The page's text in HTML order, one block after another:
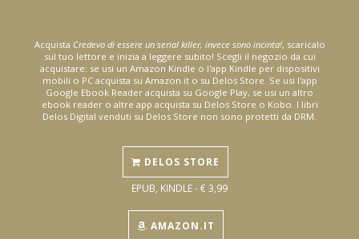
Acquista Credevo di essere un serial killer, invece sono incinta!, scaricalo
sul tuo lettore e inizia a leggere subito! Scegli il negozio da cui
acquistare: se usi un Amazon Kindle o l'app Kindle per dispositivi
mobili o PC acquista su Amazon.it o su Delos Store. Se usi l'app
Google Ebook Reader acquista su Google Play, se usi un altro
ebook reader o altre app acquista su Delos Store o Kobo. I libri
Delos Digital venduti su Delos Store non sono protetti da DRM.
DELOS STORE
EPUB, KINDLE - € 3,99
AMAZON.IT